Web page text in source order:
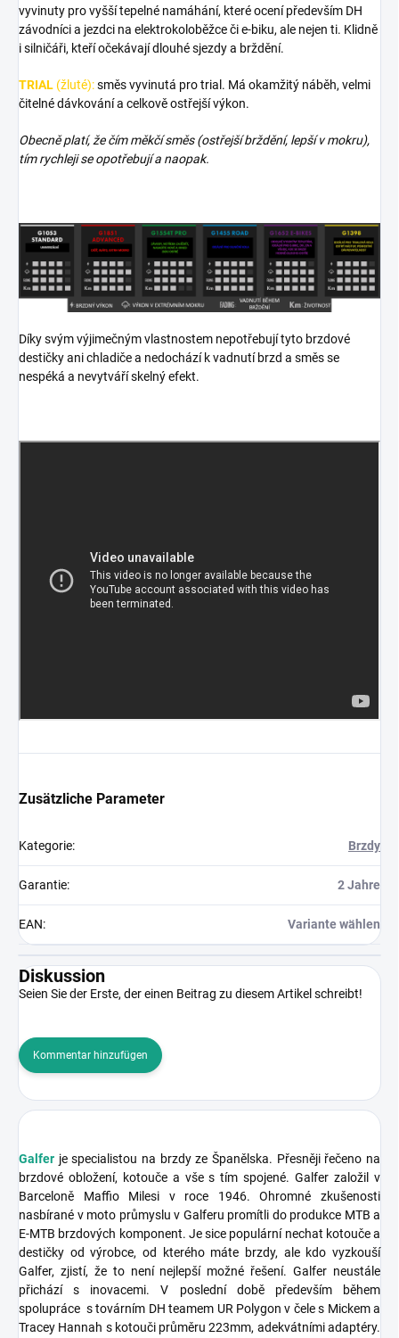
vyvinuty pro vyšší tepelné namáhání, které ocení především DH
závodníci a jezdci na elektrokoloběžce či e-biku, ale nejen ti. Klidně
i silničáři, kteří očekávají dlouhé sjezdy a brždění.
TRIAL (žluté):směs vyvinutá pro trial. Má okamžitý náběh, velmi
čitelné dávkování a celkově ostřejší výkon.
Obecně platí, že čím měkčí směs (ostřejší brždění, lepší v mokru),
tím rychleji se opotřebují a naopak.
Díky svým výjimečným vlastnostem nepotřebují tyto brzdové
destičky ani chladiče a nedochází k vadnutí brzd a směs se
nespéká a nevytváří skelný efekt.
Zusätzliche Parameter
Kategorie: Brzdy
Garantie: 2 Jahre
EAN: Variante wählen
Diskussion
Seien Sie der Erste, der einen Beitrag zu diesem Artikel schreibt!
Kommentar hinzufügen
Galfer je specialistou na brzdy ze Španělska. Přesněji řečeno na
brzdové obložení, kotouče a vše s tím spojené. Galfer založil v
Barceloně Maffio Milesi v roce 1946. Ohromné zkušenosti
nasbírané v moto průmyslu v Galferu promítli do produkce MTB a
E-MTB brzdových komponent. Je sice populární nechat kotouče a
destičky od výrobce, od kterého máte brzdy, ale kdo vyzkouší
Galfer, zjistí, že to není nejlepší možné řešení. Galfer neustále
přichází s inovacemi. V poslední době především během
spolupráce s továrním DH teamem UR Polygon v čele s Mickem a
Tracey Hannah s kotouči průměru 223mm, adekvátními adaptéry.